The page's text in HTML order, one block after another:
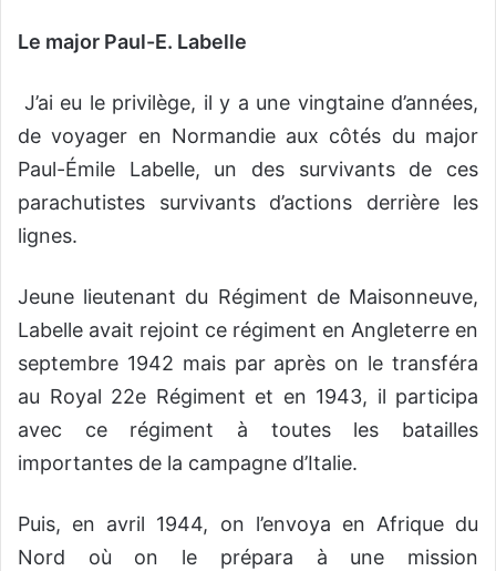
Le major Paul-E. Labelle
J’ai eu le privilège, il y a une vingtaine d’années,
de voyager en Normandie aux côtés du major
Paul-Émile Labelle, un des survivants de ces
parachutistes survivants d’actions derrière les
lignes.
Jeune lieutenant du Régiment de Maisonneuve,
Labelle avait rejoint ce régiment en Angleterre en
septembre 1942 mais par après on le transféra
au Royal 22e Régiment et en 1943, il participa
avec ce régiment à toutes les batailles
importantes de la campagne d’Italie.
Puis, en avril 1944, on l’envoya en Afrique du
Nord où on le prépara à une mission